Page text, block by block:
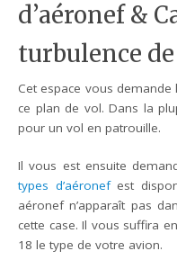
d’aéronef &
turbulence
Cet espace vous
ce plan de vol. Dans la
pour un vol en patrouille.
Il vous est ensuite
types d’aéronefest
aéronef n’apparaît pas
cette case. Il vous suffira
18 le type de votre avion.